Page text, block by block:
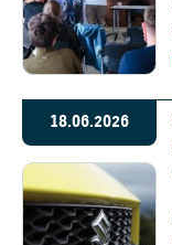
18.06.2026